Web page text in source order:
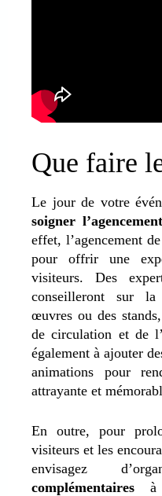
Que faire
Le jour de votre
soigner
effet, l’agencement
pour offrir une
visiteurs. Des
conseilleront sur
œuvres ou des
de circulation et de
également à ajouter
animations pour
attrayante et
En outre, pour
visiteurs et les
envisagez
complémentaires à